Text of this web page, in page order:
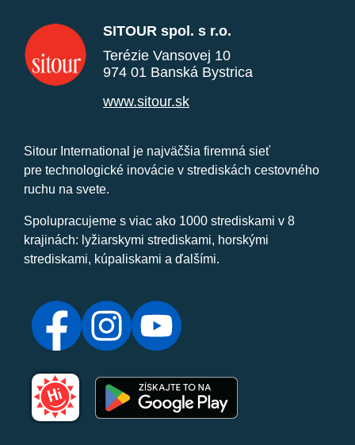
SITOUR spol. s r.o.
Terézie Vansovej 10
974 01 Banská Bystrica
www.sitour.sk
Sitour International je najväčšia firemná sieť
pre technologické inovácie v strediskách cestovného
ruchu na svete.
Spolupracujeme s viac ako 1000 strediskami v 8
krajinách: lyžiarskymi strediskami, horskými
strediskami, kúpaliskami a ďalšími.